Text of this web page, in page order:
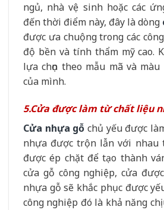
ngủ, nhà vệ sinh hoặc các
đến thời điểm này, đây là dòng
được ưa chuộng trong các
độ bền và tính thẩm mỹ cao.
lựa chọn theo mẫu mã và
của mình.
5.Cửa được làm từ chất liệu
Cửa nhựa gỗ chủ yếu được
nhựa được trộn lẫn với nhau
được ép chặt để tạo thành
cửa gỗ công nghiệp, cửa
nhựa gỗ sẽ khắc phục được
công nghiệp đó là khả năng